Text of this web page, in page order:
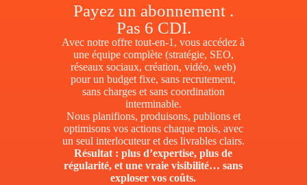
Payez un abonnement .
Pas 6 CDI.
Avec notre offre tout-en-1, vous accédez à
une équipe complète (stratégie, SEO,
réseaux sociaux, création, vidéo, web)
pour un budget fixe, sans recrutement,
sans charges et sans coordination
interminable.
Nous planifions, produisons, publions et
optimisons vos actions chaque mois, avec
un seul interlocuteur et des livrables clairs.
Résultat : plus d’expertise, plus de
régularité, et une vraie visibilité… sans
exploser vos coûts.